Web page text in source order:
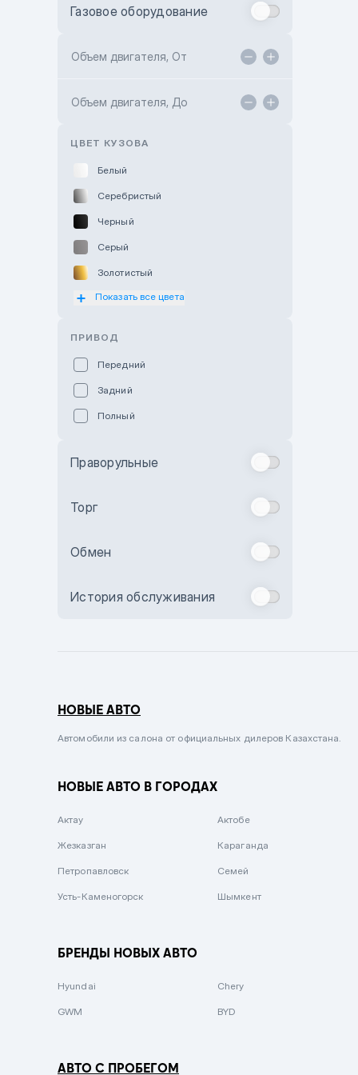
Toyota Kokshetau
Hyundai ShymCity
Газовое оборудование
Объем двигателя, От
Объем двигателя, До
ЦВЕТ КУЗОВА
Белый
Серебристый
Черный
Серый
Золотистый
Оранжевый
Бежевый
Комбинированный
Сиреневый металлик
Вишневый
Зеленый металлик
Показать все цвета
ПРИВОД
Передний
Задний
Полный
Праворульные
Торг
Обмен
История обслуживания
НОВЫЕ АВТО
Автомобили из салона от официальных дилеров Казахстана.
НОВЫЕ АВТО В ГОРОДАХ
Актау Актобе
Жезказган Караганда
Петропавловск Семей
Усть-Каменогорск Шымкент
БРЕНДЫ НОВЫХ АВТО
Hyundai Chery
GWM BYD
АВТО С ПРОБЕГОМ